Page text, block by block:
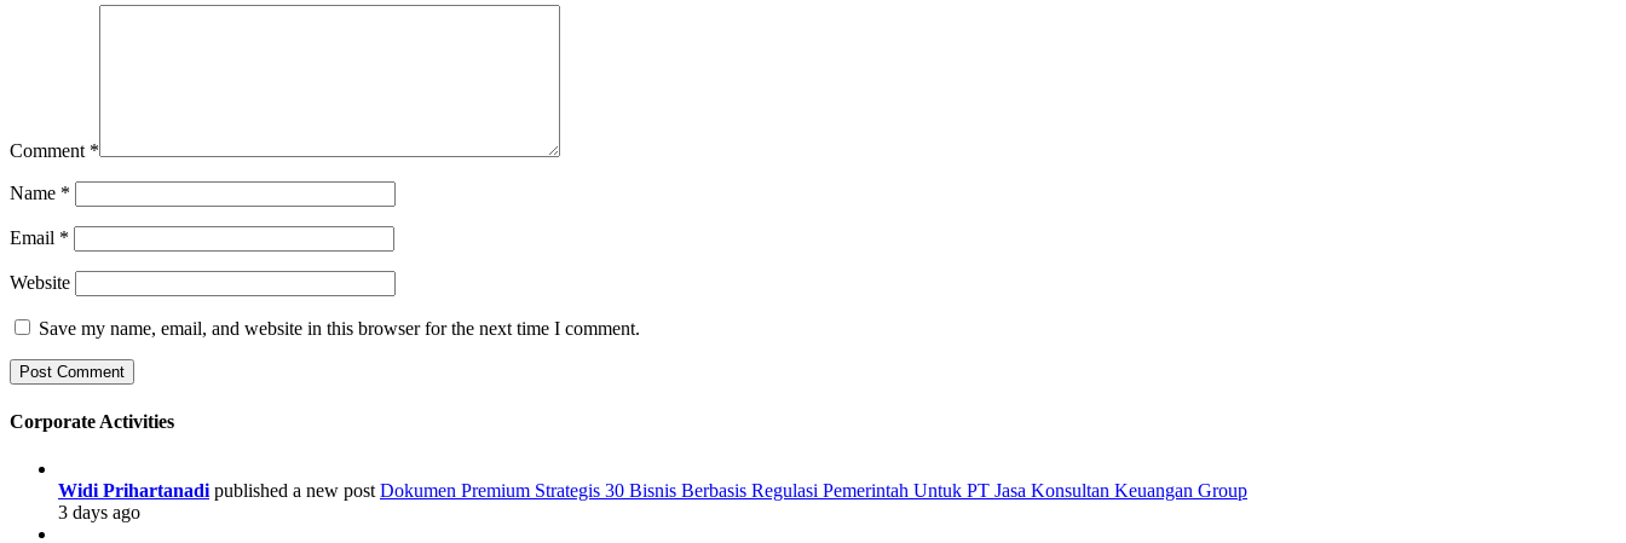
Comment *
Name *
Email *
Website
Save my name, email, and website in this browser for the next time I comment.
Corporate Activities
Widi Prihartanadi published a new post Dokumen Premium Strategis 30 Bisnis Berbasis Regulasi Pemerintah Untuk PT Jasa Konsultan Keuangan Group
3 days ago